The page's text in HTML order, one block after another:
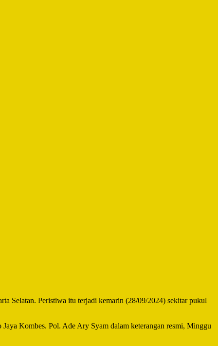
Selatan. Peristiwa itu terjadi kemarin (28/09/2024) sekitar pukul
Kombes. Pol. Ade Ary Syam dalam keterangan resmi, Minggu